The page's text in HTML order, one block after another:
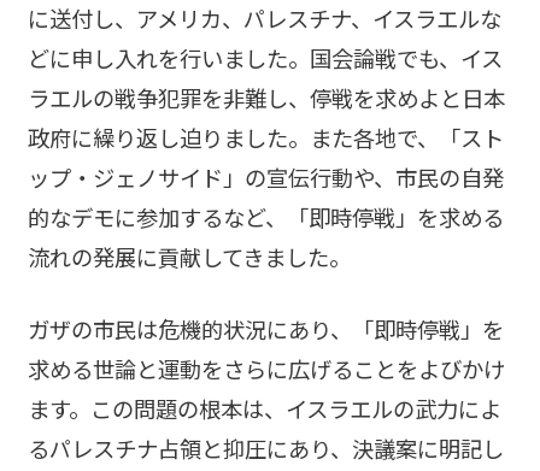
に送付し、アメリカ、パレスチナ、イスラエルな
どに申し入れを行いました。国会論戦でも、イス
ラエルの戦争犯罪を非難し、停戦を求めよと日本
政府に繰り返し迫りました。また各地で、「スト
ップ・ジェノサイド」の宣伝行動や、市民の自発
的なデモに参加するなど、「即時停戦」を求める
流れの発展に貢献してきました。
ガザの市民は危機的状況にあり、「即時停戦」を
求める世論と運動をさらに広げることをよびかけ
ます。この問題の根本は、イスラエルの武力によ
るパレスチナ占領と抑圧にあり、決議案に明記し